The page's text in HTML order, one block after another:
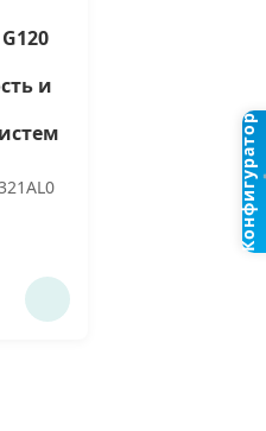
Конфигуратор
и